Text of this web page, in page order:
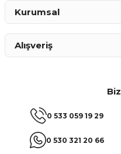
0 533 059 19 29
0 530 321 20 66
Kurumsal
Alışveriş